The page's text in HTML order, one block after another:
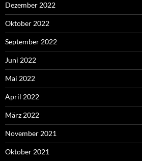
Dezember 2022
Oktober 2022
September 2022
Juni 2022
Mai 2022
April 2022
März 2022
November 2021
Oktober 2021